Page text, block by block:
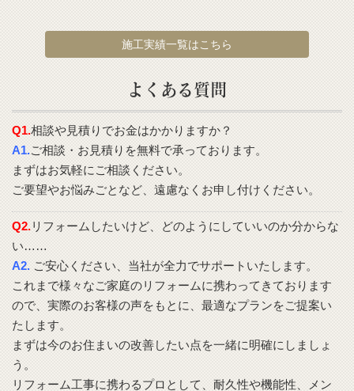
施工実績一覧はこちら
よくある質問
Q1.相談や見積りでお金はかかりますか？
A1.ご相談・お見積りを無料で承っております。
まずはお気軽にご相談ください。
ご要望やお悩みごとなど、遠慮なくお申し付けください。
Q2.リフォームしたいけど、どのようにしていいのか分からな
い……
A2. ご安心ください、当社が全力でサポートいたします。
これまで様々なご家庭のリフォームに携わってきております
ので、実際のお客様の声をもとに、最適なプランをご提案い
たします。
まずは今のお住まいの改善したい点を一緒に明確にしましょ
う。
リフォーム工事に携わるプロとして、耐久性や機能性、メン